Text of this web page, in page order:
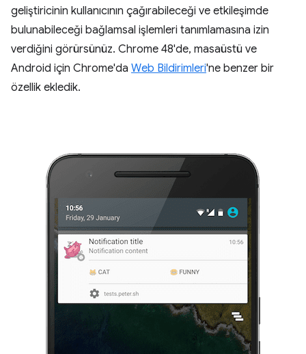
geliştiricinin kullanıcının çağırabileceği ve etkileşimde
bulunabileceği bağlamsal işlemleri tanımlamasına izin
verdiğini görürsünüz. Chrome 48'de, masaüstü ve
Android için Chrome'da Web Bildirimleri'ne benzer bir
özellik ekledik.